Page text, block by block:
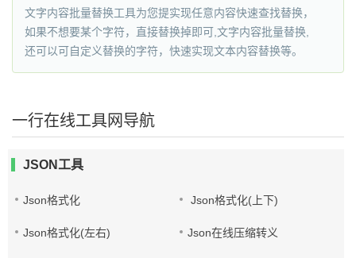
文字内容批量替换工具为您提实现任意内容快速查找替换，
如果不想要某个字符，直接替换掉即可,文字内容批量替换,
还可以可自定义替换的字符，快速实现文本内容替换等。
一行在线工具网导航
JSON工具
Json格式化 Json格式化(上下)
Json格式化(左右) Json在线压缩转义